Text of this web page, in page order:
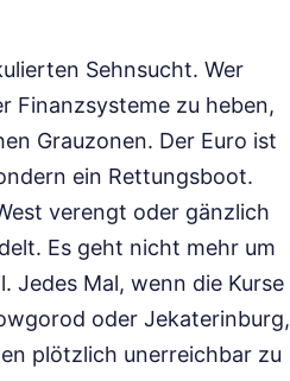
Sehnsucht. Wer
Finanzsysteme zu heben,
Grauzonen. Der Euro ist
ein Rettungsboot.
verengt oder gänzlich
Es geht nicht mehr um
Jedes Mal, wenn die Kurse
oder Jekaterinburg,
plötzlich unerreichbar zu